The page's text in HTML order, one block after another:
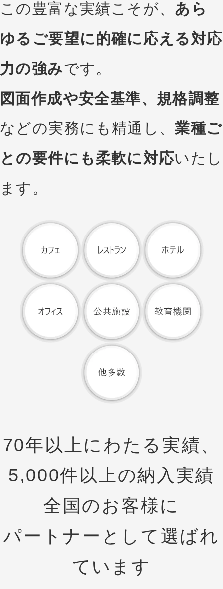
この豊富な実績こそが、 あら
ゆるご要望に的確に応える対応
力の強みです。
図面作成や安全基準、規格調整
などの実務にも精通し、業種ご
との要件にも柔軟に対応いたし
ます。
70年以上にわたる実績、
5,000件以上の納入実績
全国のお客様に
パートナーとして選ばれ
ています